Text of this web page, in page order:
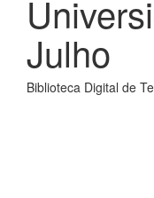
Julho
Biblioteca Digital de